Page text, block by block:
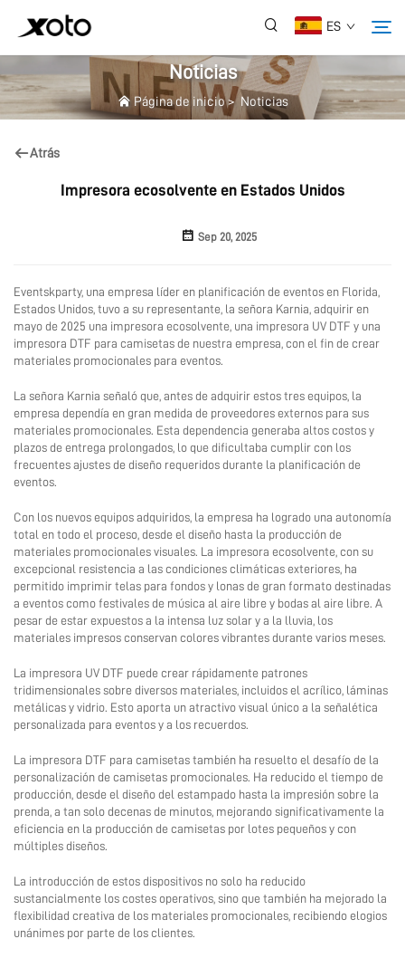
ES
Sobre Nosotros
Servicio
Aplicación
Preguntas Frecuentes
Contáctanos
Noticias
Página de inicio> Noticias
Atrás
Impresora ecosolvente en Estados Unidos
Sep 20, 2025
Eventskparty, una empresa líder en planificación de eventos en Florida,
Estados Unidos, tuvo a su representante, la señora Karnia, adquirir en
mayo de 2025 una impresora ecosolvente, una impresora UV DTF y una
impresora DTF para camisetas de nuestra empresa, con el fin de crear
materiales promocionales para eventos.
La señora Karnia señaló que, antes de adquirir estos tres equipos, la
empresa dependía en gran medida de proveedores externos para sus
materiales promocionales. Esta dependencia generaba altos costos y
plazos de entrega prolongados, lo que dificultaba cumplir con los
frecuentes ajustes de diseño requeridos durante la planificación de
eventos.
Con los nuevos equipos adquiridos, la empresa ha logrado una autonomía
total en todo el proceso, desde el diseño hasta la producción de
materiales promocionales visuales. La impresora ecosolvente, con su
excepcional resistencia a las condiciones climáticas exteriores, ha
permitido imprimir telas para fondos y lonas de gran formato destinadas
a eventos como festivales de música al aire libre y bodas al aire libre. A
pesar de estar expuestos a la intensa luz solar y a la lluvia, los
materiales impresos conservan colores vibrantes durante varios meses.
La impresora UV DTF puede crear rápidamente patrones
tridimensionales sobre diversos materiales, incluidos el acrílico, láminas
metálicas y vidrio. Esto aporta un atractivo visual único a la señalética
personalizada para eventos y a los recuerdos.
La impresora DTF para camisetas también ha resuelto el desafío de la
personalización de camisetas promocionales. Ha reducido el tiempo de
producción, desde el diseño del estampado hasta la impresión sobre la
prenda, a tan solo decenas de minutos, mejorando significativamente la
eficiencia en la producción de camisetas por lotes pequeños y con
múltiples diseños.
La introducción de estos dispositivos no solo ha reducido
sustancialmente los costes operativos, sino que también ha mejorado la
flexibilidad creativa de los materiales promocionales, recibiendo elogios
unánimes por parte de los clientes.